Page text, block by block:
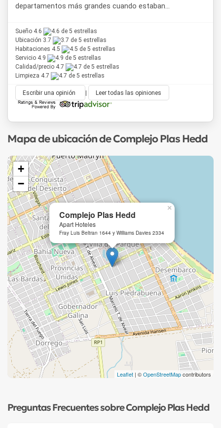
departamentos más grandes cuando estaban...
Sueño 4.6
Ubicación 3.7
Habitaciones 4.5
Servicio 4.9
Calidad/precio 4.7
Limpieza 4.7
Escribir una opinión Leer todas las opiniones
Mapa de ubicación de Complejo Plas Hedd
Complejo Plas Hedd
Apart Hoteles
Fray Luis Beltran 1644 y Williams Davies 2334
×
+
−
Leaflet | ©OpenStreetMapcontributors
Preguntas Frecuentes sobre Complejo Plas Hedd